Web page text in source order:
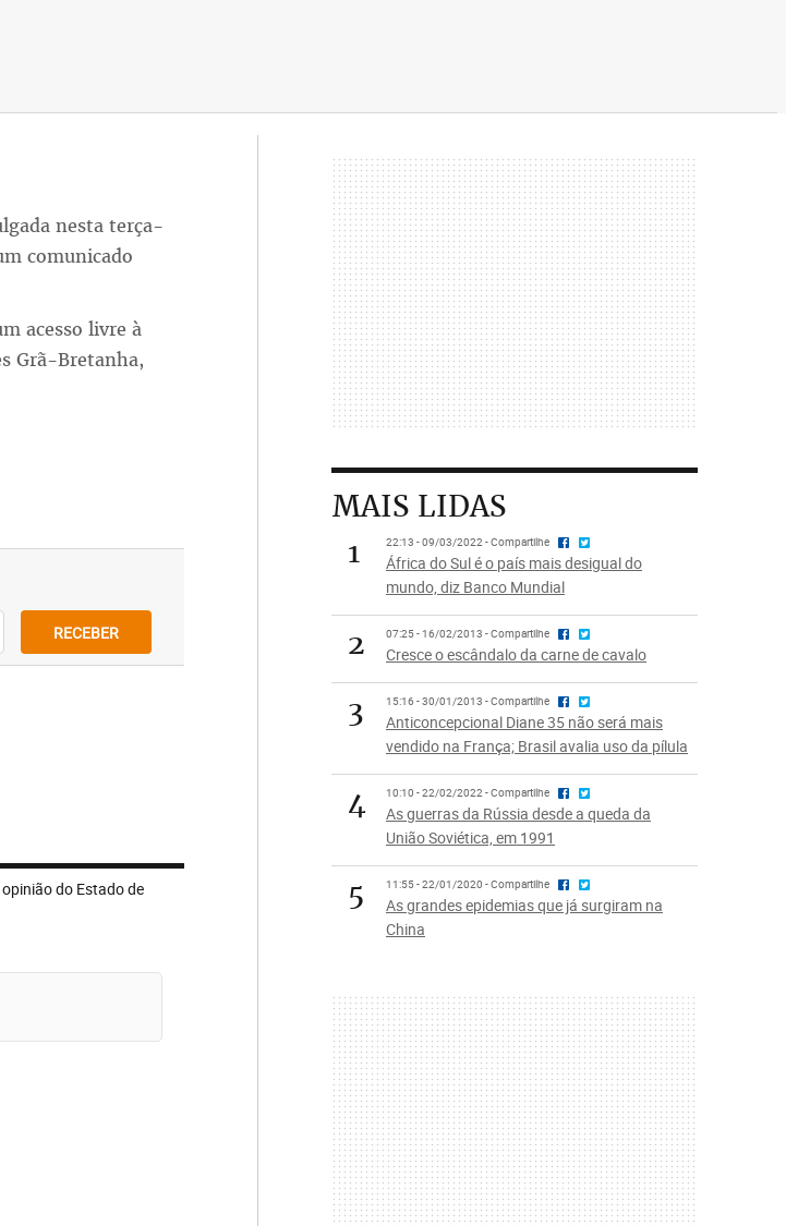
nesta terça-
comunicado
acesso livre à
Grã-Bretanha,
RECEBER
do Estado de
MAIS LIDAS
1
22:13 - 09/03/2022 - Compartilhe
África do Sul é o país mais desigual do
mundo, diz Banco Mundial
2 07:25 - 16/02/2013 - Compartilhe
Cresce o escândalo da carne de cavalo
3 15:16 - 30/01/2013 - Compartilhe
Anticoncepcional Diane 35 não será mais
vendido na França; Brasil avalia uso da pílula
4 10:10 - 22/02/2022 - Compartilhe
As guerras da Rússia desde a queda da
União Soviética, em 1991
5 11:55 - 22/01/2020 - Compartilhe
As grandes epidemias que já surgiram na
China